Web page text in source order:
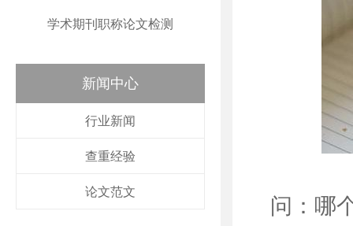
学术期刊职称论文检测
新闻中心
行业新闻
查重经验
论文范文
问：哪